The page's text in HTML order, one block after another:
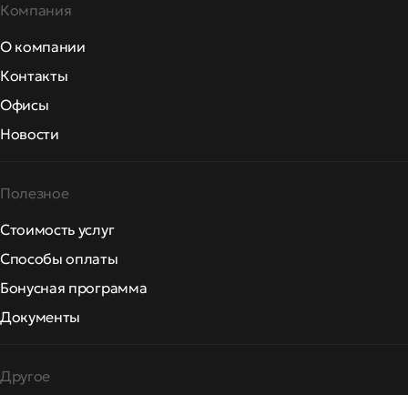
Компания
О компании
Контакты
Офисы
Новости
Полезное
Стоимость услуг
Способы оплаты
Бонусная программа
Документы
Другое